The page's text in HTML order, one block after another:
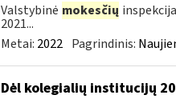
Valstybinė mokesčių
2021...
Metai: 2022 Pagrindinis:
Dėl kolegialių institucijų